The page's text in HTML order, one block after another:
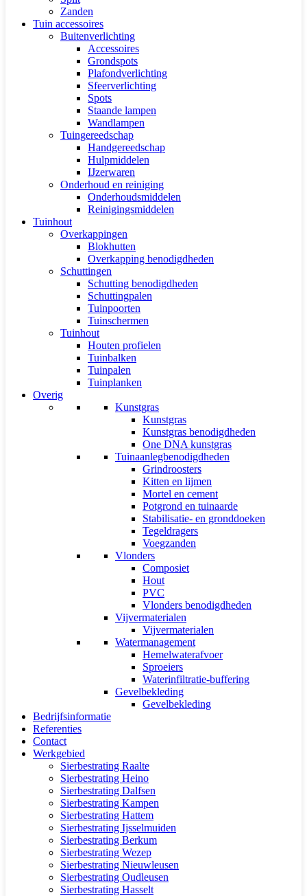
Zanden
Tuin accessoires
Buitenverlichting
Accessoires
Grondspots
Plafondverlichting
Sfeerverlichting
Spots
Staande lampen
Wandlampen
Tuingereedschap
Handgereedschap
Hulpmiddelen
IJzerwaren
Onderhoud en reiniging
Onderhoudsmiddelen
Reinigingsmiddelen
Tuinhout
Overkappingen
Blokhutten
Overkapping benodigdheden
Schuttingen
Schutting benodigdheden
Schuttingpalen
Tuinpoorten
Tuinschermen
Tuinhout
Houten profielen
Tuinbalken
Tuinpalen
Tuinplanken
Overig
Kunstgras
Kunstgras
Kunstgras benodigdheden
One DNA kunstgras
Tuinaanlegbenodigdheden
Grindroosters
Kitten en lijmen
Mortel en cement
Potgrond en tuinaarde
Stabilisatie- en gronddoeken
Tegeldragers
Voegzanden
Vlonders
Composiet
Hout
PVC
Vlonders benodigdheden
Vijvermaterialen
Vijvermaterialen
Watermanagement
Hemelwaterafvoer
Sproeiers
Waterinfiltratie-buffering
Gevelbekleding
Gevelbekleding
Bedrijfsinformatie
Referenties
Contact
Werkgebied
Sierbestrating Raalte
Sierbestrating Heino
Sierbestrating Dalfsen
Sierbestrating Kampen
Sierbestrating Hattem
Sierbestrating Ijsselmuiden
Sierbestrating Berkum
Sierbestrating Wezep
Sierbestrating Nieuwleusen
Sierbestrating Oudleusen
Sierbestrating Hasselt